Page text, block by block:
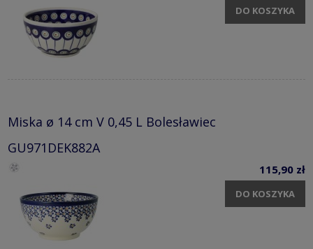
DO KOSZYKA
Miska ø 14 cm V 0,45 L Bolesławiec
GU971DEK882A
115,90 zł
DO KOSZYKA